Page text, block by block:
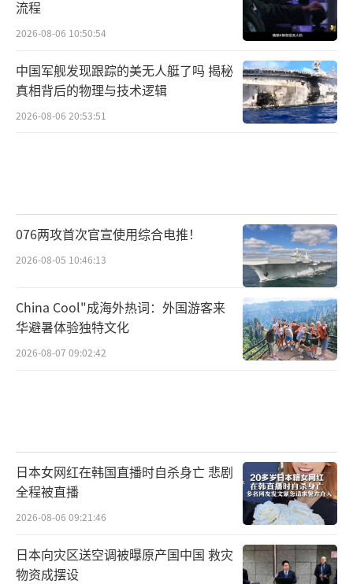
流程
2026-08-06 10:50:54
中国军舰发现跟踪的美无人艇了吗 揭秘
真相背后的物理与技术逻辑
2026-08-06 20:53:51
076两攻首次官宣使用综合电推！
2026-08-05 10:46:13
China Cool"成海外热词：外国游客来
华避暑体验独特文化
2026-08-07 09:02:42
日本女网红在韩国直播时自杀身亡 悲剧
全程被直播
2026-08-06 09:21:46
日本向灾区送空调被曝原产国中国 救灾
物资成摆设